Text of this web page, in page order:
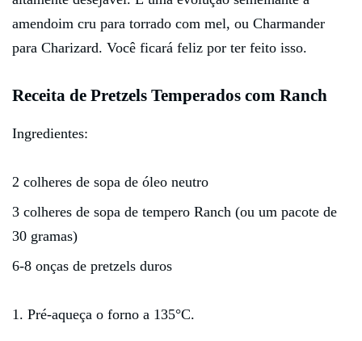
amendoim cru para torrado com mel, ou Charmander
para Charizard. Você ficará feliz por ter feito isso.
Receita de Pretzels Temperados com Ranch
Ingredientes:
2 colheres de sopa de óleo neutro
3 colheres de sopa de tempero Ranch (ou um pacote de
30 gramas)
6-8 onças de pretzels duros
1. Pré-aqueça o forno a 135°C.